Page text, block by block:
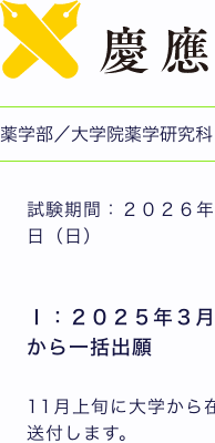
薬学部／大学院薬学研究科
【既卒者対象】第111回
薬学部/薬学研究科
試験期間：２０２６
日（日）
Ⅰ：２０２５年
から一括出願
11月上旬に大学から
送付します。